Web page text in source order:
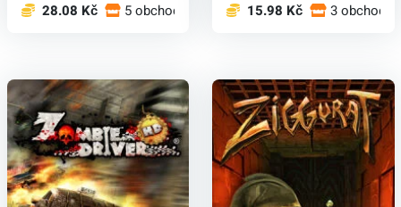
28.08 Kč 5 obchodech 15.98 Kč 3